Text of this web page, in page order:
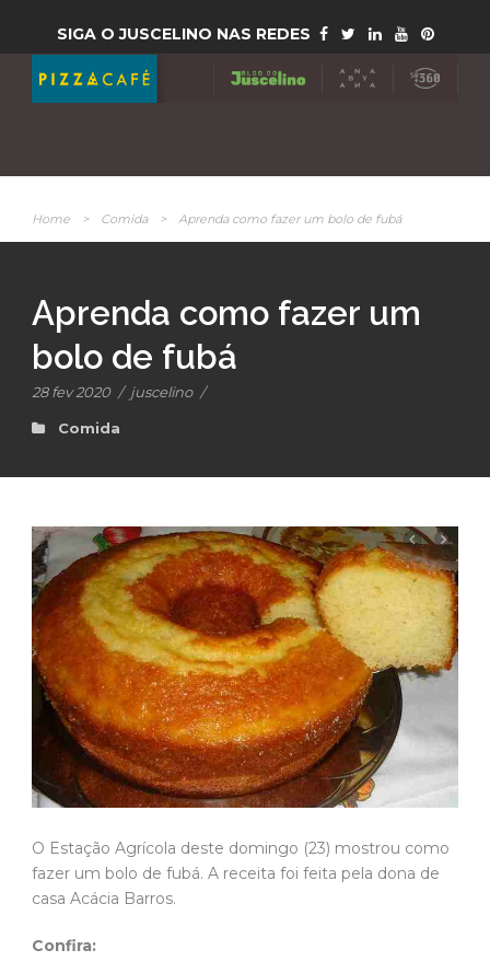
SIGA O JUSCELINO NAS REDES
Home > Comida > Aprenda como fazer um bolo de fubá
Aprenda como fazer um
bolo de fubá
28 fev 2020 / juscelino /
Comida
O Estação Agrícola deste domingo (23) mostrou como
fazer um bolo de fubá. A receita foi feita pela dona de
casa Acácia Barros.
Confira: